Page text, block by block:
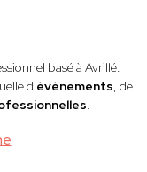
basé à Avrillé.
d'événements, de
.